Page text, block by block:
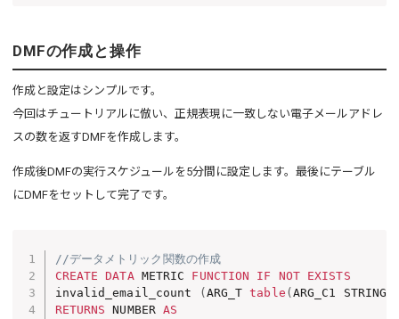
DMFの作成と操作
作成と設定はシンプルです。
今回はチュートリアルに倣い、正規表現に一致しない電子メールアドレ
スの数を返すDMFを作成します。
作成後DMFの実行スケジュールを5分間に設定します。最後にテーブル
にDMFをセットして完了です。
//データメトリック関数の作成
CREATE
DATA METRIC FUNCTION IF NOT
EXISTS
invalid_email_count
( ARG_T table ( ARG_C1 STRING
RETURNS NUMBER AS